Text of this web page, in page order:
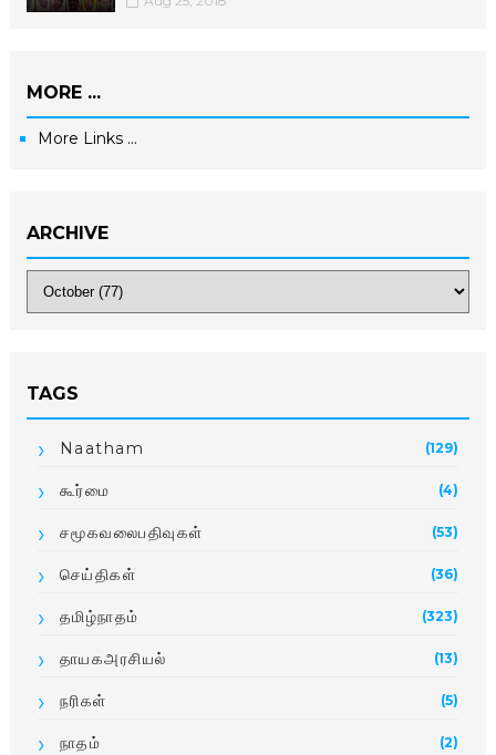
MORE ...
More Links ...
ARCHIVE
TAGS
Naatham (129)
கூர்மை (4)
சமூகவலைபதிவுகள் (53)
செய்திகள் (36)
தமிழ்நாதம் (323)
தாயகஅரசியல் (13)
நரிகள் (5)
நாதம் (2)